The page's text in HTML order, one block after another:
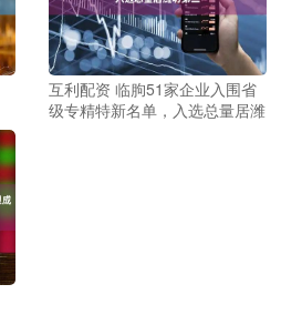
互利配资 临朐51家企业入围省
级专精特新名单，入选总量居潍